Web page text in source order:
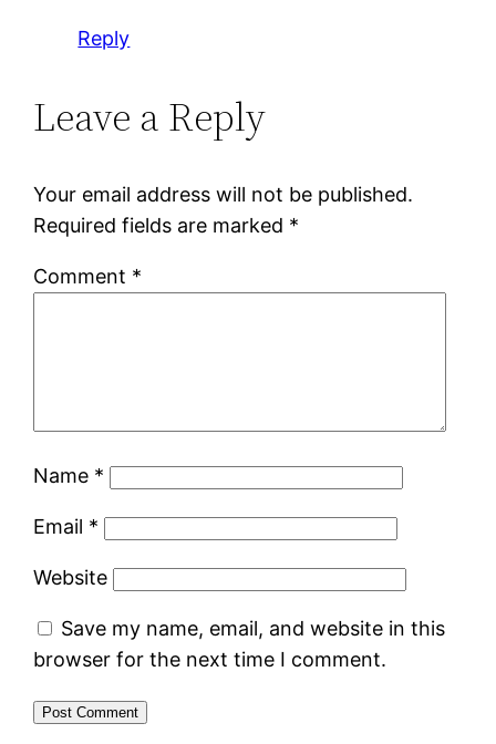
Reply
Leave a Reply
Your email address will not be published.
Required fields are marked *
Comment *
Name *
Email *
Website
Save my name, email, and website in this
browser for the next time I comment.